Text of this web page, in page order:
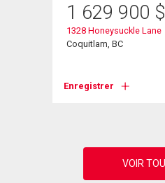
1 629 900 $
1328 Honeysuckle Lane
Coquitlam, BC
Enregistrer